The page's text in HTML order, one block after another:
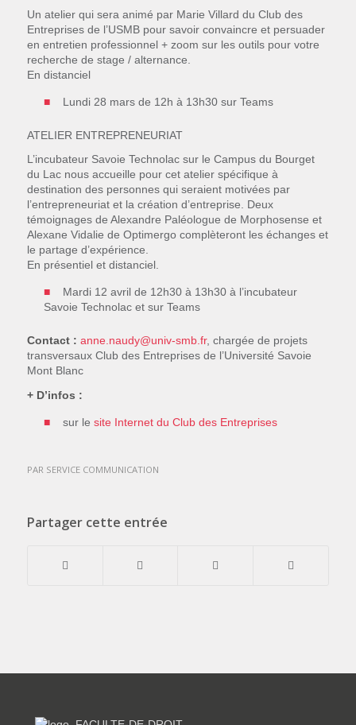
Un atelier qui sera animé par Marie Villard du Club des
Entreprises de l’USMB pour savoir convaincre et persuader
en entretien professionnel + zoom sur les outils pour votre
recherche de stage / alternance.
En distanciel
Lundi 28 mars de 12h à 13h30 sur Teams
ATELIER ENTREPRENEURIAT
L’incubateur Savoie Technolac sur le Campus du Bourget
du Lac nous accueille pour cet atelier spécifique à
destination des personnes qui seraient motivées par
l’entrepreneuriat et la création d’entreprise. Deux
témoignages de Alexandre Paléologue de Morphosense et
Alexane Vidalie de Optimergo complèteront les échanges et
le partage d’expérience.
En présentiel et distanciel.
Mardi 12 avril de 12h30 à 13h30 à l’incubateur
Savoie Technolac et sur Teams
Contact : anne.naudy@univ-smb.fr, chargée de projets
transversaux Club des Entreprises de l’Université Savoie
Mont Blanc
+ D’infos :
sur le site Internet du Club des Entreprises
PAR SERVICE COMMUNICATION
Partager cette entrée